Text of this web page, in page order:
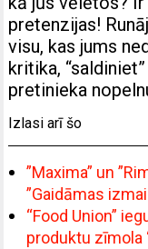
pretenzijas!
visu, kas jums
kritika,
pretinieka
Izlasi arī šo
”Maxima” un
”Gaidāmas
“Food Union”
produktu zīmola